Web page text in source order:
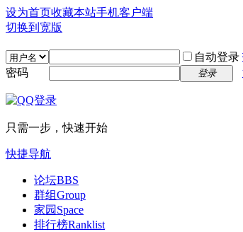
设为首页收藏本站手机客户端
切换到宽版
自动登录
密码
登录
只需一步，快速开始
快捷导航
论坛BBS
群组Group
家园 Space
排行榜Ranklist